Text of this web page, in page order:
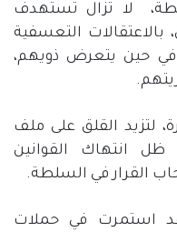
لا تزال تستهدف
بالاعتقالات التعسفية
في حين يتعرض ذويهم،
لتزيد القلق على ملف
ظل انتهاك القوانين
القرار في السلطة.
استمرت في حملات